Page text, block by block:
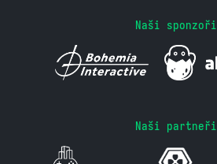
Naši sponzoři
Naši partneři